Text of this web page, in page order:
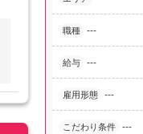
職種 ---
給与 ---
雇用形態 ---
こだわり条件 ---